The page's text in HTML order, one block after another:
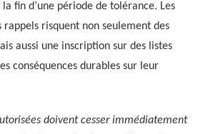
fin d’une période de tolérance. Les
risquent non seulement des
aussi une inscription sur des listes
conséquences durables sur leur
doivent cesser immédiatement